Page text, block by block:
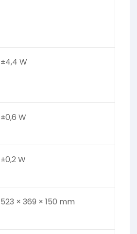
±4,4 W
±0,6 W
±0,2 W
523 × 369 × 150 mm